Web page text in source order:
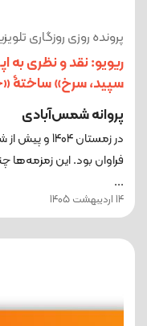
پرونده روزی روزگاری
ریویو: نقد و نظری به
سپید، سرخ» ساختۀ
پروانه شمس‌آبادی
در زمستان
فراوان بود. این
...
14 اردیبهشت 1405